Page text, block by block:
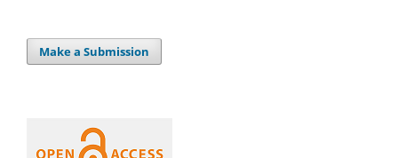
Make a Submission